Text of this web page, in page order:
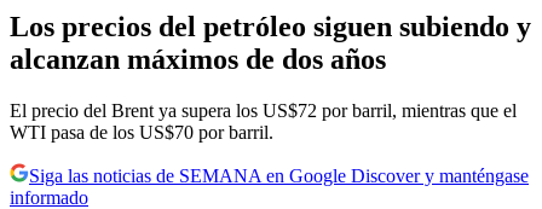
Los precios del petróleo siguen subiendo y
alcanzan máximos de dos años
El precio del Brent ya supera los US$72 por barril, mientras que el
WTI pasa de los US$70 por barril.
Siga las noticias de SEMANA en Google Discover y manténgase
informado